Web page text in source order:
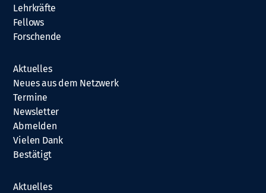
Lehrkräfte
Fellows
Forschende
Aktuelles
Neues aus dem Netzwerk
Termine
Newsletter
Abmelden
Vielen Dank
Bestätigt
Aktuelles